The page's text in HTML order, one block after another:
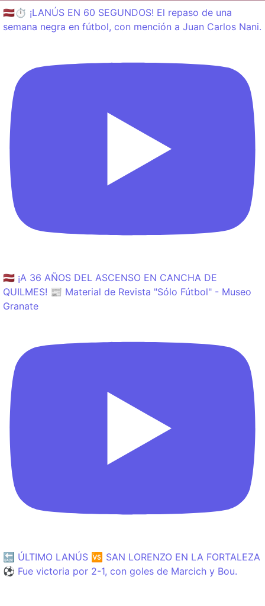
🇱🇻⏱️ ¡LANÚS EN 60 SEGUNDOS! El repaso de una
semana negra en fútbol, con mención a Juan Carlos Nani.
🇱🇻 ¡A 36 AÑOS DEL ASCENSO EN CANCHA DE
QUILMES! 📰 Material de Revista "Sólo Fútbol" - Museo
Granate
🔙 ÚLTIMO LANÚS 🆚 SAN LORENZO EN LA FORTALEZA
⚽️ Fue victoria por 2-1, con goles de Marcich y Bou.